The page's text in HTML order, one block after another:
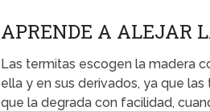
APRENDE A ALEJAR
Las termitas escogen la madera
ella y en sus derivados, ya que
que la degrada con facilidad,